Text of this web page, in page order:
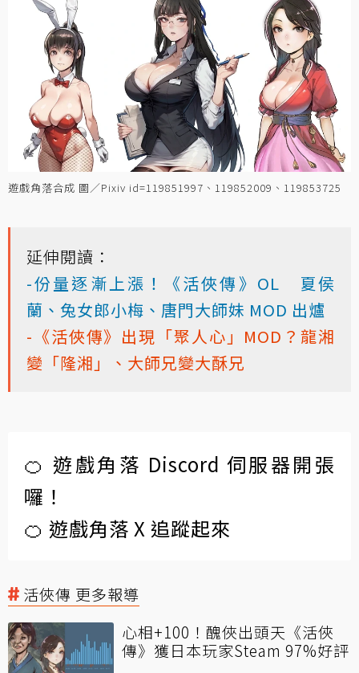
遊戲角落合成 圖／Pixiv id=119851997、119852009、119853725
延伸閱讀：
-份量逐漸上漲！《活俠傳》OL 夏侯
蘭、兔女郎小梅、唐門大師妹 MOD 出爐
-《活俠傳》出現「聚人心」MOD？龍湘
變「隆湘」、大師兄變大酥兄
🍊 遊戲角落 Discord 伺服器開張
囉！
🍊 遊戲角落 X 追蹤起來
活俠傳 更多報導
心相+100！醜俠出頭天《活俠
傳》獲日本玩家Steam 97%好評